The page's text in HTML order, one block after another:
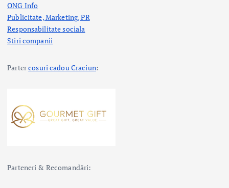
ONG Info
Publicitate, Marketing, PR
Responsabilitate sociala
Stiri companii
Partercosuri cadou Craciun:
Parteneri & Recomandări: